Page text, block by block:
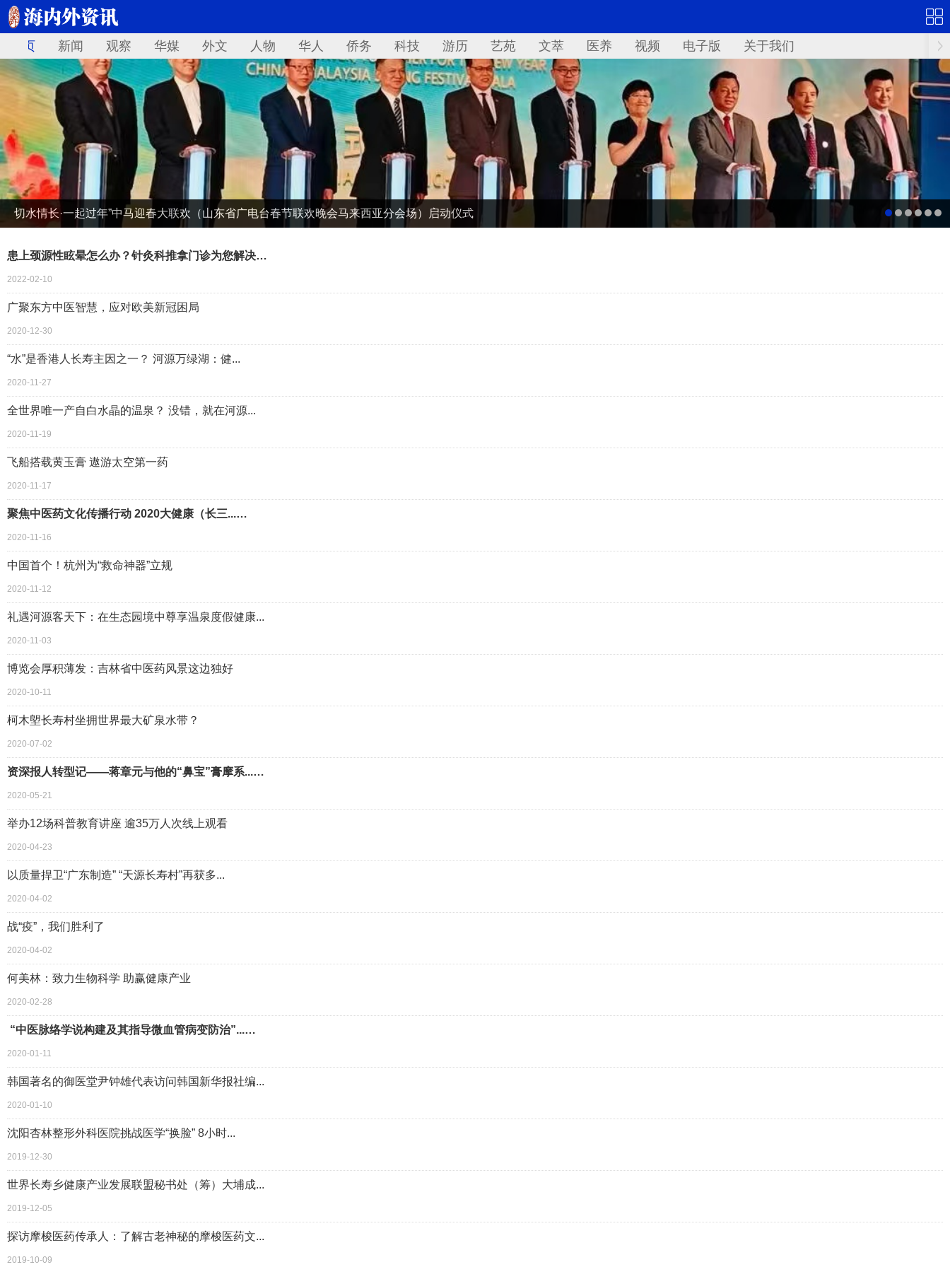
首页 新闻 观察 华媒 外文 人物 华人 侨务 科技 游历 艺苑 文萃 医养 视频 电子版 关于我们
切水情长·一起过年”中马迎春大联欢（山东省广电台春节联欢晚会马来西亚分会场）启动仪式
患上颈源性眩晕怎么办？针灸科推拿门诊为您解决…
2022-02-10
广聚东方中医智慧，应对欧美新冠困局
2020-12-30
“水”是香港人长寿主因之一？ 河源万绿湖：健...
2020-11-27
全世界唯一产自白水晶的温泉？ 没错，就在河源...
2020-11-19
飞船搭载黄玉膏 遨游太空第一药
2020-11-17
聚焦中医药文化传播行动 2020大健康（长三...…
2020-11-16
中国首个！杭州为“救命神器”立规
2020-11-12
礼遇河源客天下：在生态园境中尊享温泉度假健康...
2020-11-03
博览会厚积薄发：吉林省中医药风景这边独好
2020-10-11
柯木塱长寿村坐拥世界最大矿泉水带？
2020-07-02
资深报人转型记——蒋章元与他的“鼻宝”膏摩系...…
2020-05-21
举办12场科普教育讲座 逾35万人次线上观看
2020-04-23
以质量捍卫“广东制造” “天源长寿村”再获多...
2020-04-02
战“疫”，我们胜利了
2020-04-02
何美林：致力生物科学 助赢健康产业
2020-02-28
“中医脉络学说构建及其指导微血管病变防治”...…
2020-01-11
韩国著名的御医堂尹钟雄代表访问韩国新华报社编...
2020-01-10
沈阳杏林整形外科医院挑战医学“换脸” 8小时...
2019-12-30
世界长寿乡健康产业发展联盟秘书处（筹）大埔成...
2019-12-05
探访摩梭医药传承人：了解古老神秘的摩梭医药文...
2019-10-09